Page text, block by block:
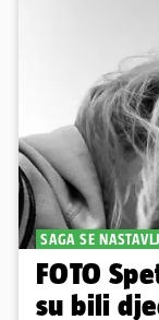
SAGA SE
FOTO
su bili